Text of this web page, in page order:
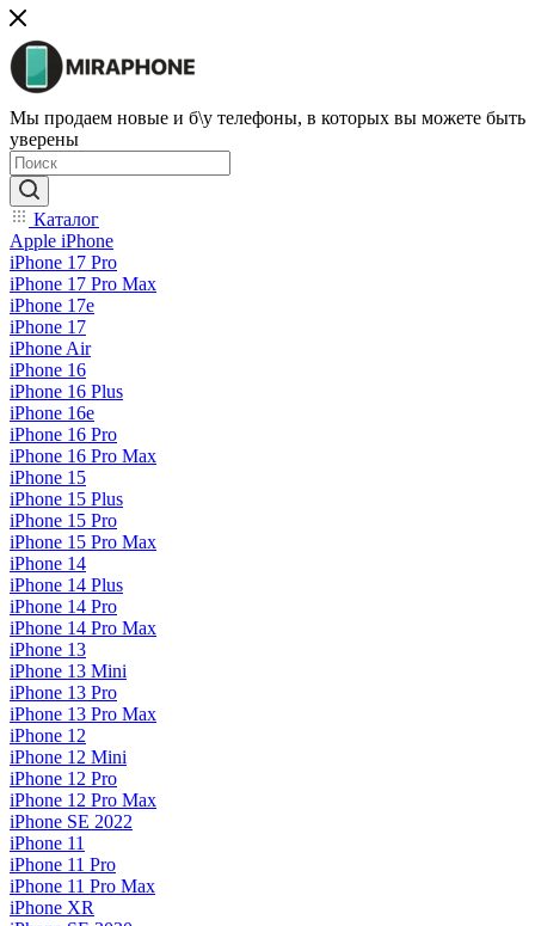
Мы продаем новые и б\у телефоны, в которых вы можете быть
уверены
Каталог
Apple iPhone
iPhone 17 Pro
iPhone 17 Pro Max
iPhone 17e
iPhone 17
iPhone Air
iPhone 16
iPhone 16 Plus
iPhone 16e
iPhone 16 Pro
iPhone 16 Pro Max
iPhone 15
iPhone 15 Plus
iPhone 15 Pro
iPhone 15 Pro Max
iPhone 14
iPhone 14 Plus
iPhone 14 Pro
iPhone 14 Pro Max
iPhone 13
iPhone 13 Mini
iPhone 13 Pro
iPhone 13 Pro Max
iPhone 12
iPhone 12 Mini
iPhone 12 Pro
iPhone 12 Pro Max
iPhone SE 2022
iPhone 11
iPhone 11 Pro
iPhone 11 Pro Max
iPhone XR